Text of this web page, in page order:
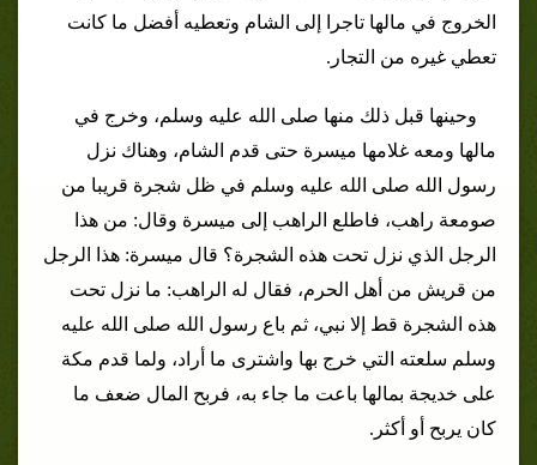
الخروج في مالها تاجرا إلى الشام وتعطيه أفضل ما كانت
تعطي غيره من التجار.
وحينها قبل ذلك منها صلى الله عليه وسلم، وخرج في
مالها ومعه غلامها ميسرة حتى قدم الشام، وهناك نزل
رسول الله صلى الله عليه وسلم في ظل شجرة قريبا من
صومعة راهب، فاطلع الراهب إلى ميسرة وقال: من هذا
الرجل الذي نزل تحت هذه الشجرة؟ قال ميسرة: هذا الرجل
من قريش من أهل الحرم، فقال له الراهب: ما نزل تحت
هذه الشجرة قط إلا نبي، ثم باع رسول الله صلى الله عليه
وسلم سلعته التي خرج بها واشترى ما أراد، ولما قدم مكة
على خديجة بمالها باعت ما جاء به، فربح المال ضعف ما
كان يربح أو أكثر.